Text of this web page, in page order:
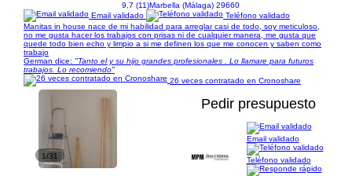
9,7 (11)Marbella (Málaga) 29660
Email validado
Teléfono validado
Manitas in house nace de mi habilidad para arreglar casi de todo, soy meticuloso,
no me gusta hacer los trabajos con prisas ni de cualquier manera, me gusta que
quede todo bien echo y limpio a si me definen los que me conocen y saben como
trabajo
German dice: "Tanto el y su hijo grandes profesionales . Lo llamare para futuros
trabajos. Lo recomiendo"
26 veces contratado en Cronoshare
1/31
Pedir presupuesto
Email validado
Teléfono validado